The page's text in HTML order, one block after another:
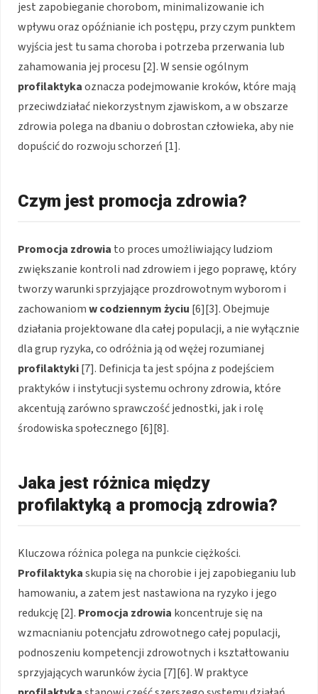
jest zapobieganie chorobom, minimalizowanie ich
wpływu oraz opóźnianie ich postępu, przy czym punktem
wyjścia jest tu sama choroba i potrzeba przerwania lub
zahamowania jej procesu [2]. W sensie ogólnym
profilaktykaoznacza podejmowanie kroków, które mają
przeciwdziałać niekorzystnym zjawiskom, a w obszarze
zdrowia polega na dbaniu o dobrostan człowieka, aby nie
dopuścić do rozwoju schorzeń [1].
Czym jest promocja zdrowia?
Promocja zdrowia to proces umożliwiający ludziom
zwiększanie kontroli nad zdrowiem i jego poprawę, który
tworzy warunki sprzyjające prozdrowotnym wyborom i
zachowaniomw codziennym życiu [6][3]. Obejmuje
działania projektowane dla całej populacji, a nie wyłącznie
dla grup ryzyka, co odróżnia ją od wężej rozumianej
profilaktyki[7]. Definicja ta jest spójna z podejściem
praktyków i instytucji systemu ochrony zdrowia, które
akcentują zarówno sprawczość jednostki, jak i rolę
środowiska społecznego [6][8].
Jaka jest różnica między
profilaktyką a promocją zdrowia?
Kluczowa różnica polega na punkcie ciężkości.
Profilaktykaskupia się na chorobie i jej zapobieganiu lub
hamowaniu, a zatem jest nastawiona na ryzyko i jego
redukcję [2]. Promocja zdrowia koncentruje się na
wzmacnianiu potencjału zdrowotnego całej populacji,
podnoszeniu kompetencji zdrowotnych i kształtowaniu
sprzyjających warunków życia [7][6]. W praktyce